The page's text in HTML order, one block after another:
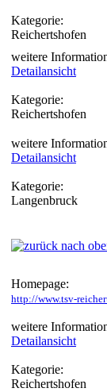
Kategorie:
Reichertshofen
weitere
Detailansicht
Kategorie:
Reichertshofen
weitere
Detailansicht
Kategorie:
Langenbruck
Homepage:
http://www.tsv-
weitere
Detailansicht
Kategorie:
Reichertshofen